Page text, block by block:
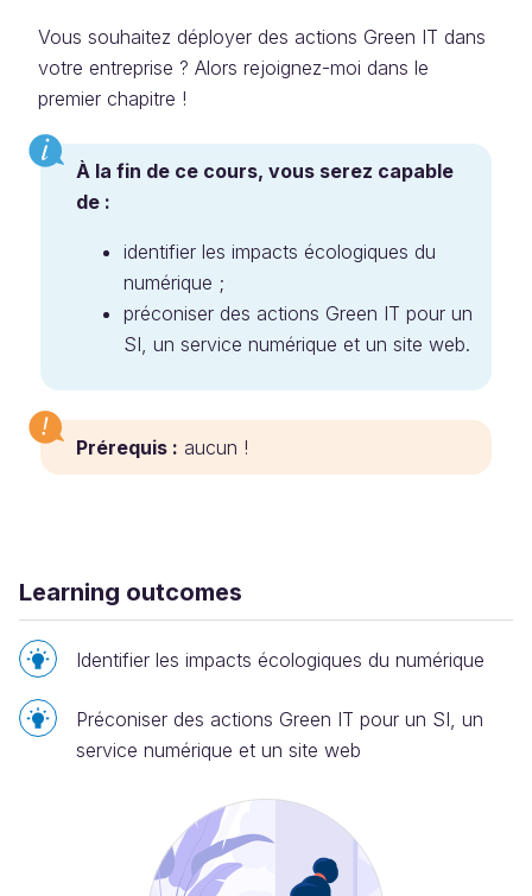
Vous souhaitez déployer des actions Green IT dans
votre entreprise ? Alors rejoignez-moi dans le
premier chapitre !
À la fin de ce cours, vous serez capable
de :
identifier les impacts écologiques du
numérique ;
préconiser des actions Green IT pour un
SI, un service numérique et un site web.
Prérequis : aucun !
Learning outcomes
Identifier les impacts écologiques du numérique
Préconiser des actions Green IT pour un SI, un
service numérique et un site web